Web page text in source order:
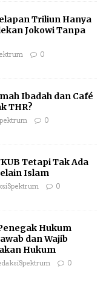
Triliun Hanya
Jokowi Tanpa
0
Ibadah dan Café
THR?
0
Tetapi Tak Ada
Islam
0
Hukum
dan Wajib
Hukum
0